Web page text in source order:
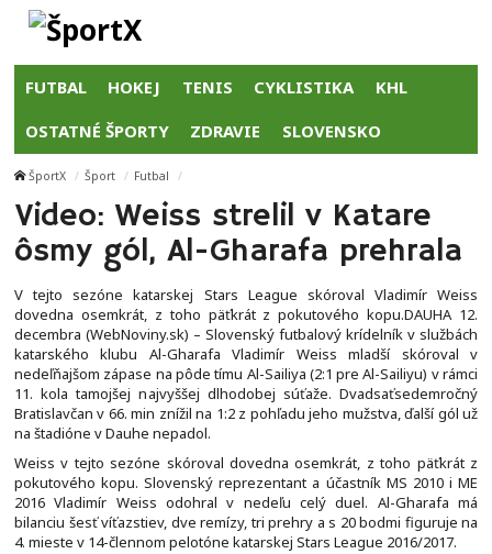
FUTBAL HOKEJ TENIS CYKLISTIKA KHL
OSTATNÉ ŠPORTY ZDRAVIE SLOVENSKO
ŠportX Šport Futbal
Video: Weiss strelil v Katare
ôsmy gól, Al-Gharafa prehrala
V tejto sezóne katarskej Stars League skóroval Vladimír Weiss
dovedna osemkrát, z toho päťkrát z pokutového kopu.DAUHA 12.
decembra (WebNoviny.sk) – Slovenský futbalový krídelník v službách
katarského klubu Al-Gharafa Vladimír Weiss mladší skóroval v
nedeľňajšom zápase na pôde tímu Al-Sailiya (2:1 pre Al-Sailiyu) v rámci
11. kola tamojšej najvyššej dlhodobej súťaže. Dvadsaťsedemročný
Bratislavčan v 66. min znížil na 1:2 z pohľadu jeho mužstva, ďalší gól už
na štadióne v Dauhe nepadol.
Weiss v tejto sezóne skóroval dovedna osemkrát, z toho päťkrát z
pokutového kopu. Slovenský reprezentant a účastník MS 2010 i ME
2016 Vladimír Weiss odohral v nedeľu celý duel. Al-Gharafa má
bilanciu šesť víťazstiev, dve remízy, tri prehry a s 20 bodmi figuruje na
4. mieste v 14-člennom pelotóne katarskej Stars League 2016/2017.